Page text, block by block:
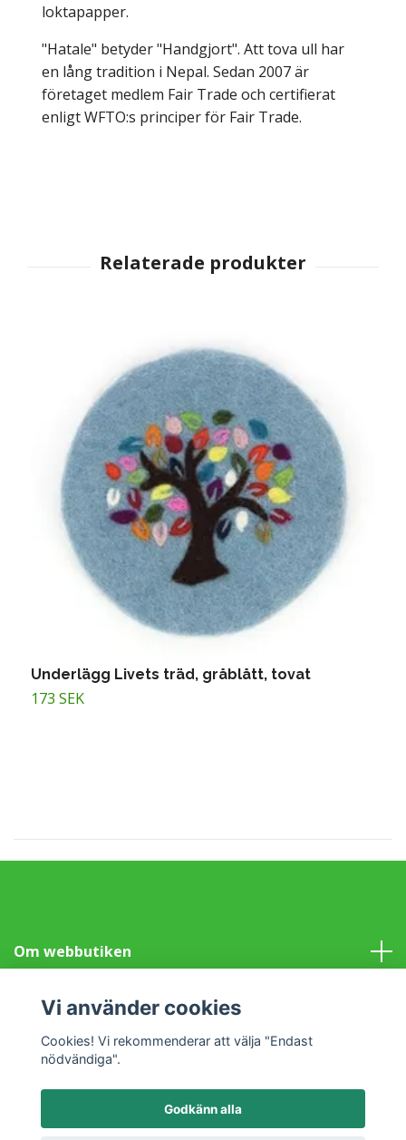
loktapapper.
"Hatale" betyder "Handgjort". Att tova ull har
en lång tradition i Nepal. Sedan 2007 är
företaget medlem Fair Trade och certifierat
enligt WFTO:s principer för Fair Trade.
Underlägg Livets träd, gråblått, tovat
173 SEK
Om webbutiken
Information
Sociala medier
Vi använder cookies
Cookies! Vi rekommenderar att välja "Endast
nödvändiga".
Godkänn alla